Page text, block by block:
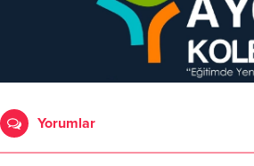
Yorumlar